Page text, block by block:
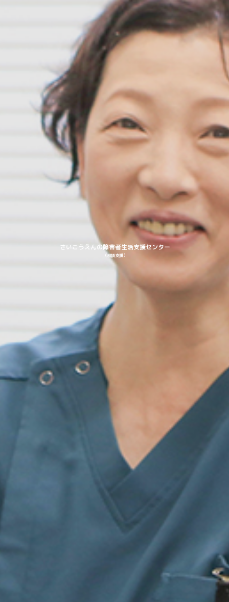
さいこうえんの障害者生活支援センター
（相談支援）